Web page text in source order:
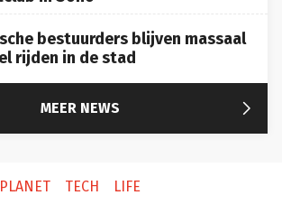
bestuurders blijven massaal
rijden in de stad
MEER NEWS 
PLANET TECH LIFE